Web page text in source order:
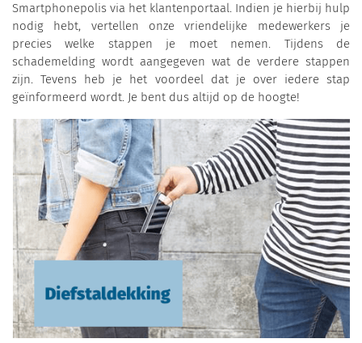
Smartphonepolis via het klantenportaal. Indien je hierbij hulp
nodig hebt, vertellen onze vriendelijke medewerkers je
precies welke stappen je moet nemen. Tijdens de
schademelding wordt aangegeven wat de verdere stappen
zijn. Tevens heb je het voordeel dat je over iedere stap
geïnformeerd wordt. Je bent dus altijd op de hoogte!